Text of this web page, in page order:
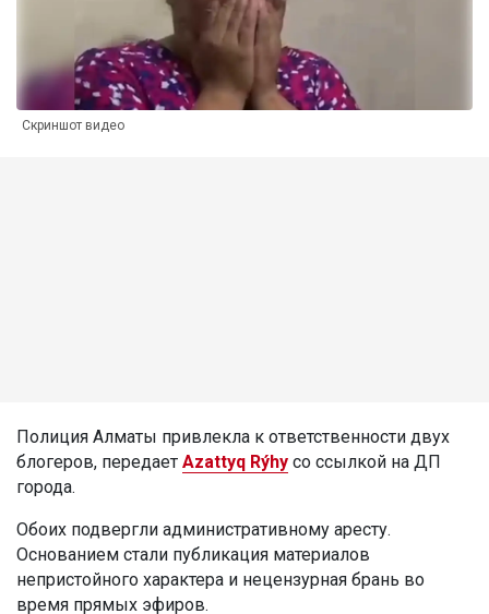
Скриншот видео
Полиция Алматы привлекла к ответственности двух
блогеров, передает Azattyq Rýhy со ссылкой на ДП
города.
Обоих подвергли административному аресту.
Основанием стали публикация материалов
непристойного характера и нецензурная брань во
время прямых эфиров.